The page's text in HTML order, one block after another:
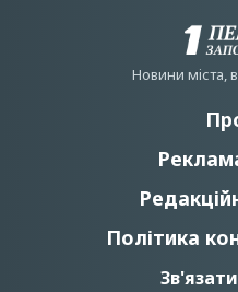
Новини мiста,
Політика